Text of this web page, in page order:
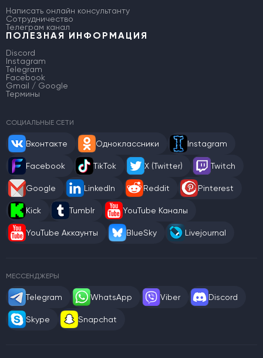
Написать онлайн консультанту
Сотрудничество
Телеграм канал
ПОЛЕЗНАЯ ИНФОРМАЦИЯ
Discord
Instagram
Telegram
Facebook
Gmail / Google
Термины
СОЦИАЛЬНЫЕ СЕТИ
Вконтакте Одноклассники Instagram
Facebook TikTok X (Twitter) Twitch
Google LinkedIn Reddit Pinterest
Kick Tumblr YouTube Каналы
YouTube Аккаунты BlueSky Livejournal
МЕССЕНДЖЕРЫ
Telegram WhatsApp Viber Discord
Skype Snapchat